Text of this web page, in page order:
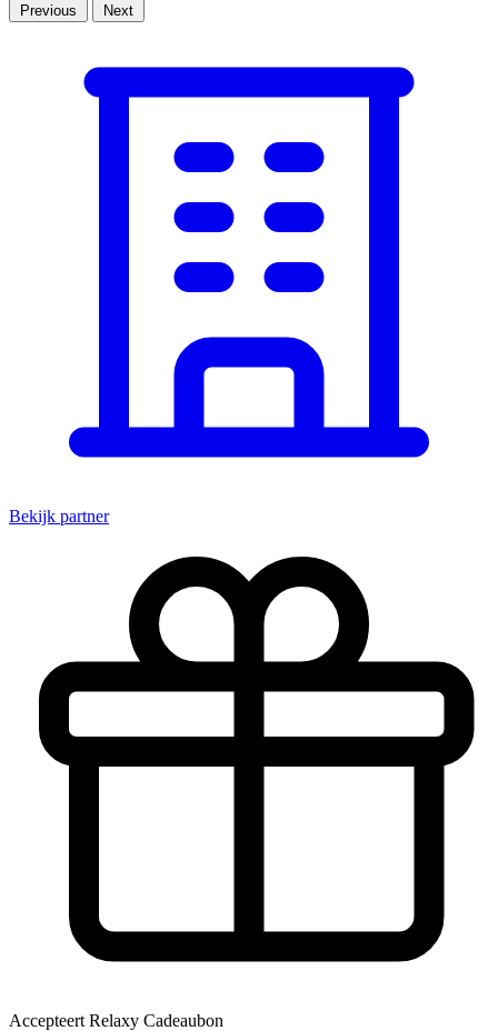
Previous Next
Bekijk partner
Accepteert Relaxy Cadeaubon